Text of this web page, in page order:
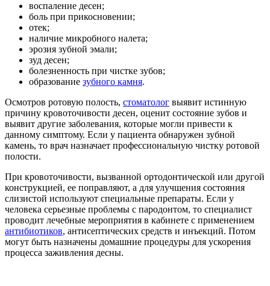
воспаление десен;
боль при прикосновении;
отек;
наличие микробного налета;
эрозия зубной эмали;
зуд десен;
болезненность при чистке зубов;
образование зубного камня.
Осмотров ротовую полость, стоматолог выявит истинную
причину кровоточивости десен, оценит состояние зубов и
выявит другие заболевания, которые могли привести к
данному симптому. Если у пациента обнаружен зубной
камень, то врач назначает профессиональную чистку ротовой
полости.
При кровоточивости, вызванной ортодонтической или другой
конструкцией, ее поправляют, а для улучшения состояния
слизистой используют специальные препараты. Если у
человека серьезные проблемы с пародонтом, то специалист
проводит лечебные мероприятия в кабинете с применением
антибиотиков, антисептических средств и инъекций. Потом
могут быть назначены домашние процедуры для ускорения
процесса заживления десны.